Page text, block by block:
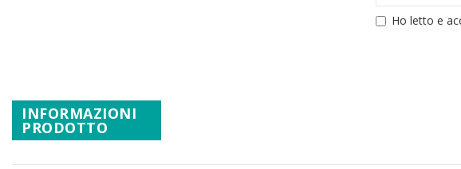
di
immagini
Ho letto e
INFORMAZIONI
PRODOTTO